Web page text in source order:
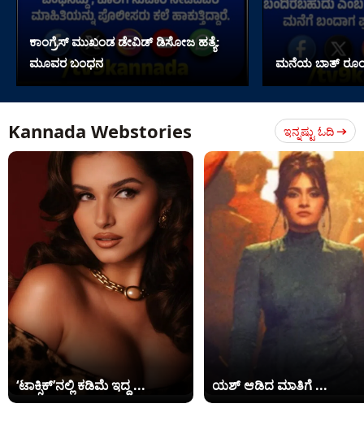
ಕಾಂಗ್ರೆಸ್ ಮುಖಂಡ ಡೇವಿಡ್ ಡಿಸೋಜ ಹತ್ಯೆ:
ಮೂವರ ಬಂಧನ
ಮನೆಯ ಬಾತ್
Kannada Webstories ಇನ್ನಷ್ಟು ಓದಿ
‘ಟಾಕ್ಸಿಕ್​’ನಲ್ಲಿ ಕಡಿಮೆ ಇದ್ದ ... ಯಶ್ ಆಡಿದ ಮಾತಿಗೆ ...